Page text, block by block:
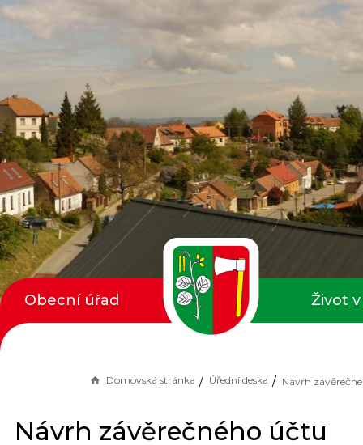
Domovská stránka Úřední deska
Návrh závěrečného účtu
Obecní úřad Život